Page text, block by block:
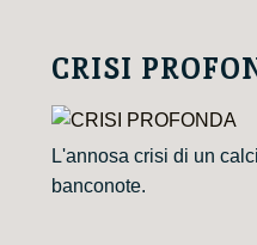
CRISI
L'annosa crisi di un
banconote.